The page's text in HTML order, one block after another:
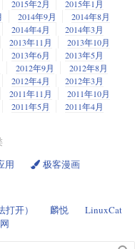
2015年2月
2015年1月
2014年9月
2014年8月
2014年4月
2014年3月
2013年11月
2013年10月
2013年6月
2013年5月
2012年9月
2012年8月
2012年4月
2012年3月
2011年11月
2011年10月
2011年5月
2011年4月
用
极客漫画
开） 麟悦
LinuxCat